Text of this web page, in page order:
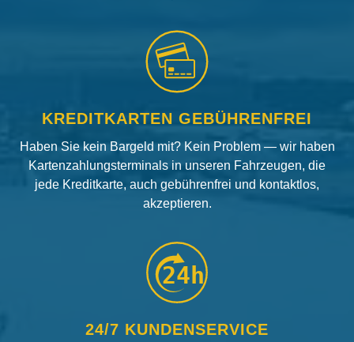
KREDITKARTEN GEBÜHRENFREI
Haben Sie kein Bargeld mit? Kein Problem — wir haben
Kartenzahlungsterminals in unseren Fahrzeugen, die
jede Kreditkarte, auch gebührenfrei und kontaktlos,
akzeptieren.
24h
24/7 KUNDENSERVICE